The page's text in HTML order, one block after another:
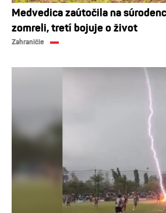
Medvedica zaútočila na
zomreli, tretí bojuje o život
Zahraničie